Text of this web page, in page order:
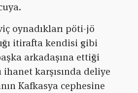
oynadıkları pöti-jö
itirafta kendisi gibi
arkadaşına ettiği
karşısında deliye
Kafkasya cephesine